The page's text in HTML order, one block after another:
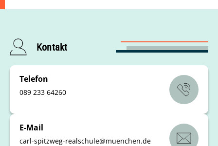
Kontakt
Telefon
089 233 64260
E-Mail
carl-spitzweg-realschule@muenchen.de